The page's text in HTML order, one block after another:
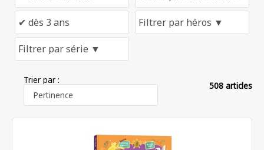
Trier par :
508 articles